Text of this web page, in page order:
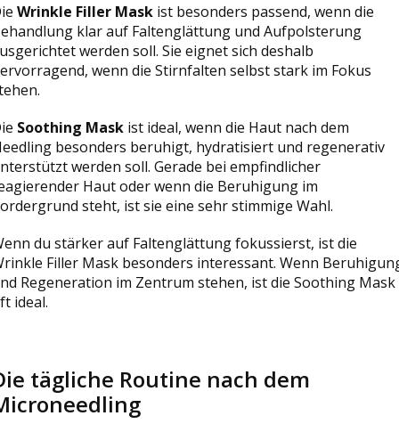
Wrinkle Filler Mask ist besonders passend, wenn die
klar auf Faltenglättung und Aufpolsterung
werden soll. Sie eignet sich deshalb
wenn die Stirnfalten selbst stark im Fokus
Soothing Mask ist ideal, wenn die Haut nach dem
besonders beruhigt, hydratisiert und regenerativ
werden soll. Gerade bei empfindlicher
Haut oder wenn die Beruhigung im
steht, ist sie eine sehr stimmige Wahl.
du stärker auf Faltenglättung fokussierst, ist die
Filler Mask besonders interessant. Wenn
Regeneration im Zentrum stehen, ist die Soothing Mask
ideal.
tägliche Routine nach dem